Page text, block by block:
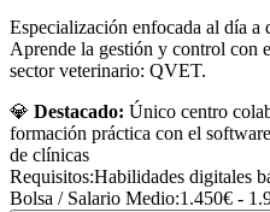
Especialización enfocada al día a
Aprende la gestión y control con
sector veterinario: QVET.
💎 Destacado: Único centro
formación práctica con el
de clínicas
Requisitos:Habilidades digitales
Bolsa / Salario Medio:1.450€ -